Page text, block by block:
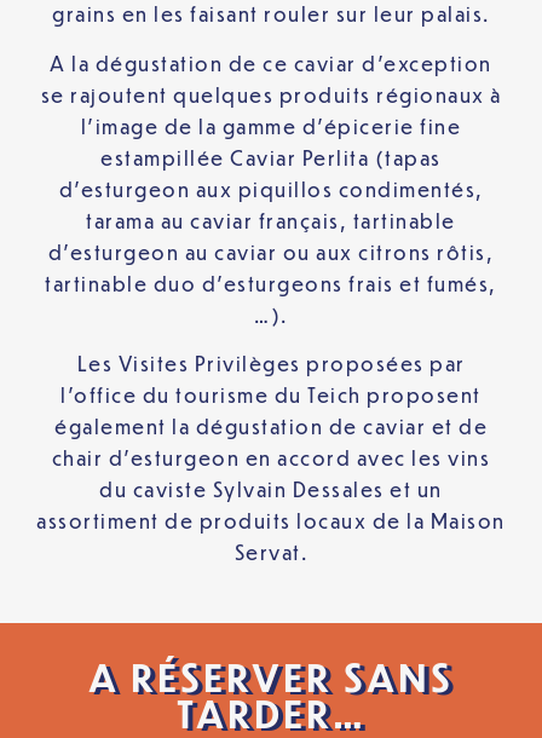
grains en les faisant rouler sur leur palais.
A la dégustation de ce caviar d’exception
se rajoutent quelques produits régionaux à
l’image de la gamme d’épicerie fine
estampillée Caviar Perlita (tapas
d’esturgeon aux piquillos condimentés,
tarama au caviar français, tartinable
d’esturgeon au caviar ou aux citrons rôtis,
tartinable duo d’esturgeons frais et fumés,
…).
Les Visites Privilèges proposées par
l’office du tourisme du Teich proposent
également la dégustation de caviar et de
chair d’esturgeon en accord avec les vins
du caviste Sylvain Dessales et un
assortiment de produits locaux de la Maison
Servat.
A RÉSERVER SANS
TARDER…